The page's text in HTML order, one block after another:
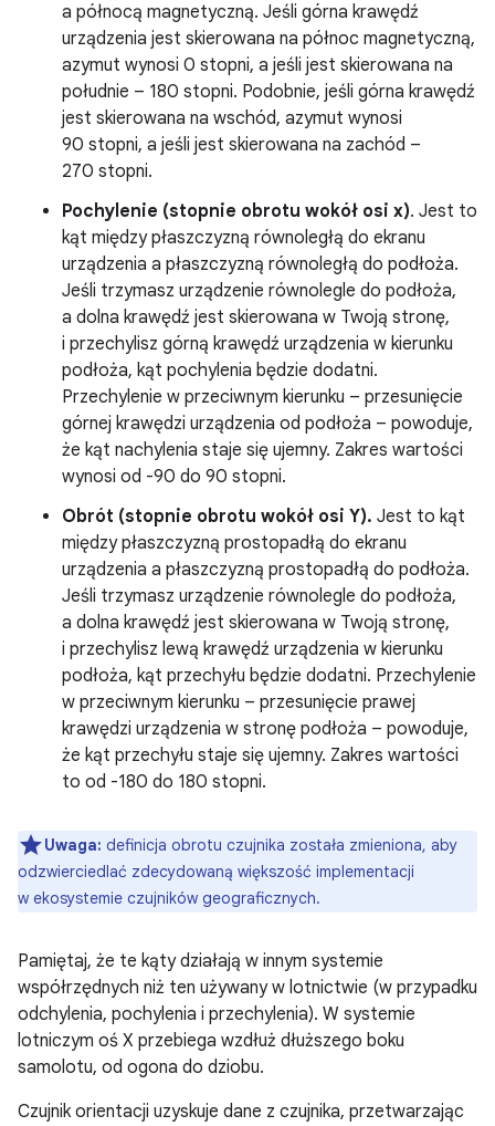
a północą magnetyczną. Jeśli górna krawędź
urządzenia jest skierowana na północ magnetyczną,
azymut wynosi 0 stopni, a jeśli jest skierowana na
południe – 180 stopni. Podobnie, jeśli górna krawędź
jest skierowana na wschód, azymut wynosi
90 stopni, a jeśli jest skierowana na zachód –
270 stopni.
Pochylenie (stopnie obrotu wokół osi x). Jest to
kąt między płaszczyzną równoległą do ekranu
urządzenia a płaszczyzną równoległą do podłoża.
Jeśli trzymasz urządzenie równolegle do podłoża,
a dolna krawędź jest skierowana w Twoją stronę,
i przechylisz górną krawędź urządzenia w kierunku
podłoża, kąt pochylenia będzie dodatni.
Przechylenie w przeciwnym kierunku – przesunięcie
górnej krawędzi urządzenia od podłoża – powoduje,
że kąt nachylenia staje się ujemny. Zakres wartości
wynosi od -90 do 90 stopni.
Obrót (stopnie obrotu wokół osi Y). Jest to kąt
między płaszczyzną prostopadłą do ekranu
urządzenia a płaszczyzną prostopadłą do podłoża.
Jeśli trzymasz urządzenie równolegle do podłoża,
a dolna krawędź jest skierowana w Twoją stronę,
i przechylisz lewą krawędź urządzenia w kierunku
podłoża, kąt przechyłu będzie dodatni. Przechylenie
w przeciwnym kierunku – przesunięcie prawej
krawędzi urządzenia w stronę podłoża – powoduje,
że kąt przechyłu staje się ujemny. Zakres wartości
to od -180 do 180 stopni.
Uwaga: definicja obrotu czujnika została zmieniona, aby
odzwierciedlać zdecydowaną większość implementacji
w ekosystemie czujników geograficznych.
Pamiętaj, że te kąty działają w innym systemie
współrzędnych niż ten używany w lotnictwie (w przypadku
odchylenia, pochylenia i przechylenia). W systemie
lotniczym oś X przebiega wzdłuż dłuższego boku
samolotu, od ogona do dziobu.
Czujnik orientacji uzyskuje dane z czujnika, przetwarzając